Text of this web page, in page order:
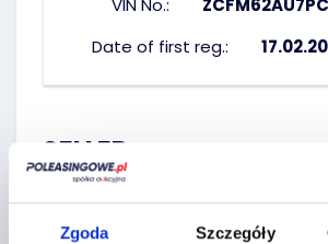
Zgoda Szczegóły
VIN No.:
Date of first reg.:
SELLER :
PEKAO LEASING SP Z O. O.